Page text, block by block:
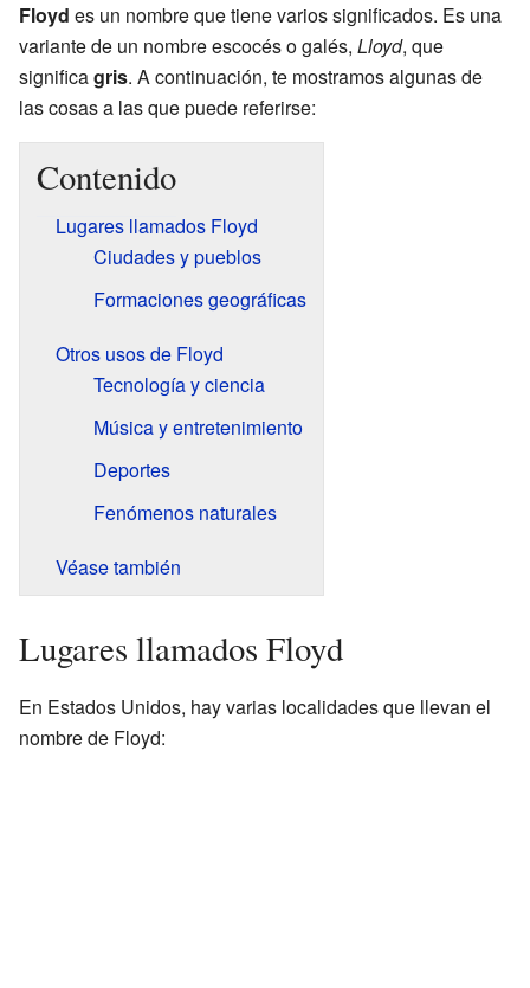
Floyd es un nombre que tiene varios significados. Es una
variante de un nombre escocés o galés, Lloyd, que
significagris. A continuación, te mostramos algunas de
las cosas a las que puede referirse:
Contenido
Lugares llamados Floyd
Ciudades y pueblos
Formaciones geográficas
Otros usos de Floyd
Tecnología y ciencia
Música y entretenimiento
Deportes
Fenómenos naturales
Véase también
Lugares llamados Floyd
En Estados Unidos, hay varias localidades que llevan el
nombre de Floyd: